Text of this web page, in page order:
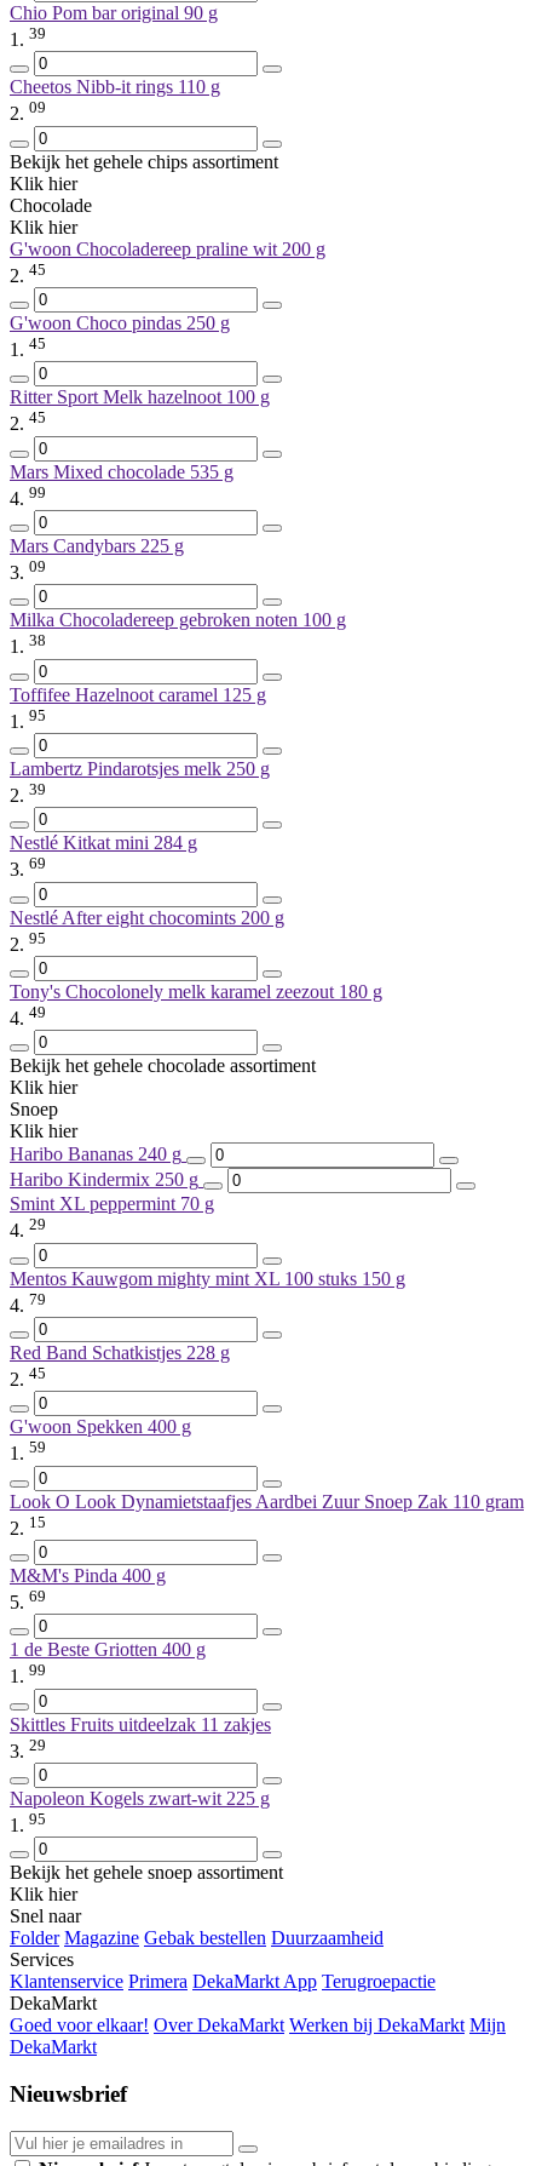
Chio Pom bar original 90 g
1. 39
Cheetos Nibb-it rings 110 g
2. 09
Bekijk het gehele chips assortiment
Klik hier
Chocolade
Klik hier
G'woon Chocoladereep praline wit 200 g
2. 45
G'woon Choco pindas 250 g
1. 45
Ritter Sport Melk hazelnoot 100 g
2. 45
Mars Mixed chocolade 535 g
4. 99
Mars Candybars 225 g
3. 09
Milka Chocoladereep gebroken noten 100 g
1. 38
Toffifee Hazelnoot caramel 125 g
1. 95
Lambertz Pindarotsjes melk 250 g
2. 39
Nestlé Kitkat mini 284 g
3. 69
Nestlé After eight chocomints 200 g
2. 95
Tony's Chocolonely melk karamel zeezout 180 g
4. 49
Bekijk het gehele chocolade assortiment
Klik hier
Snoep
Klik hier
Haribo Bananas 240 g
Haribo Kindermix 250 g
Smint XL peppermint 70 g
4. 29
Mentos Kauwgom mighty mint XL 100 stuks 150 g
4. 79
Red Band Schatkistjes 228 g
2. 45
G'woon Spekken 400 g
1. 59
Look O Look Dynamietstaafjes Aardbei Zuur Snoep Zak 110 gram
2. 15
M&M's Pinda 400 g
5. 69
1 de Beste Griotten 400 g
1. 99
Skittles Fruits uitdeelzak 11 zakjes
3. 29
Napoleon Kogels zwart-wit 225 g
1. 95
Bekijk het gehele snoep assortiment
Klik hier
Snel naar
Folder Magazine Gebak bestellen Duurzaamheid
Services
Klantenservice Primera DekaMarkt App Terugroepactie
DekaMarkt
Goed voor elkaar! Over DekaMarkt Werken bij DekaMarkt Mijn
DekaMarkt
Nieuwsbrief